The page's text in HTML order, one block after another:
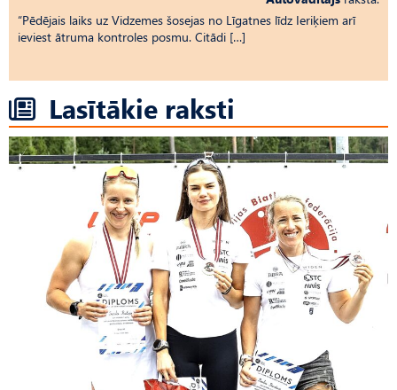
“Pēdējais laiks uz Vid­ze­mes šosejas no Līgatnes līdz Ieriķiem arī
ieviest ātruma kontroles posmu. Citādi […]
Lasītākie raksti